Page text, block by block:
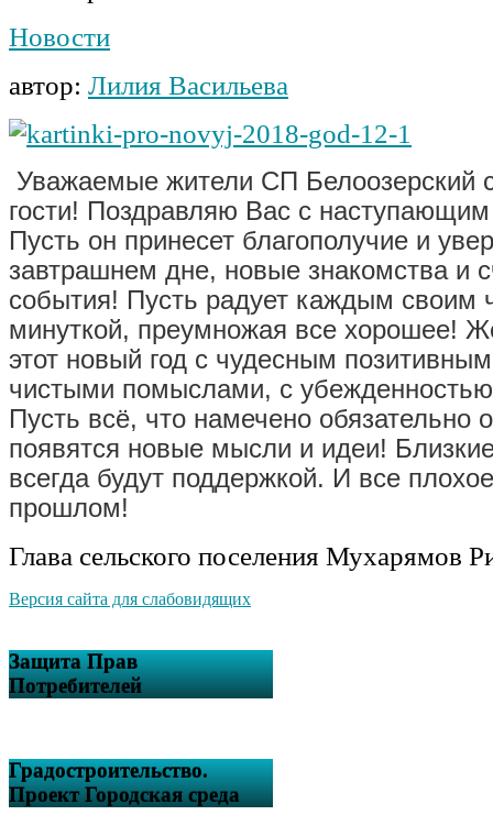
Новости
автор: Лилия Васильева
Уважаемые жители СП Белоозерский
гости! Поздравляю Вас с
Пусть он принесет благополучие и
завтрашнем дне, новые знакомства и
события! Пусть радует каждым своим
минуткой, преумножая все хорошее!
этот новый год с чудесным
чистыми помыслами, с
Пусть всё, что намечено обязательно
появятся новые мысли и идеи!
всегда будут поддержкой. И все
прошлом!
Глава сельского поселения Мухарямов
Версия сайта для слабовидящих
Защита Прав
Потребителей
Градостроительство.
Проект Городская среда